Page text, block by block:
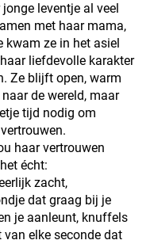
leventje al veel
met haar mama,
kwam ze in het asiel
liefdevolle karakter
Ze blijft open, warm
de wereld, maar
tijd nodig om
haar vertrouwen
écht:
zacht,
dat graag bij je
je aanleunt, knuffels
van elke seconde dat